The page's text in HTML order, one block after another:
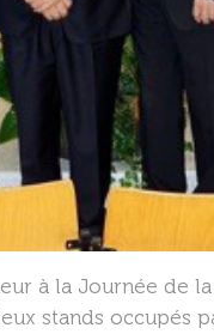
à la Journée de
stands occupés